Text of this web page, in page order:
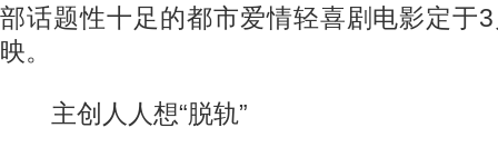
部话题性十足的都市爱情轻喜剧电影定于
映。
主创人人想“脱轨”